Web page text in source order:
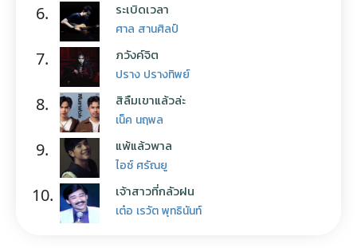
6. ระเบิดเวลา
ศาล สานศิลป์
7. ภวังค์จิต
ปราง ปรางทิพย์
8. สิลืมเขาแล้วล่ะ
เน็ค นฤพล
9. แพ้แล้วพาล
ไอซ์ ศรัณยู
10. เจ้าสาวที่กลัวฝน
เต๋อ เรวัต พุทธินันท์